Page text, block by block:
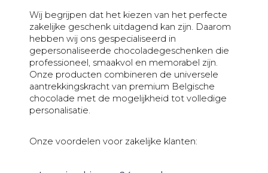
Wij begrijpen dat het kiezen van het perfecte
zakelijke geschenk uitdagend kan zijn. Daarom
hebben wij ons gespecialiseerd in
gepersonaliseerde chocoladegeschenken die
professioneel, smaakvol en memorabel zijn.
Onze producten combineren de universele
aantrekkingskracht van premium Belgische
chocolade met de mogelijkheid tot volledige
personalisatie.
Onze voordelen voor zakelijke klanten: